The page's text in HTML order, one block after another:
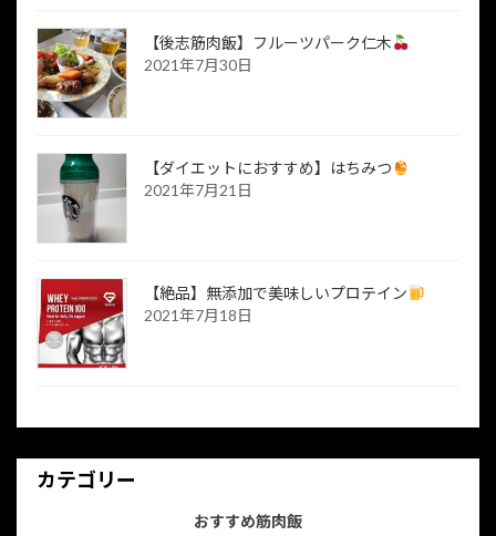
【後志筋肉飯】フルーツパーク仁木
2021年7月30日
【ダイエットにおすすめ】はちみつ
2021年7月21日
【絶品】無添加で美味しいプロテイン
2021年7月18日
カテゴリー
おすすめ筋肉飯